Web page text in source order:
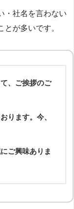
・社名を言わない
とが多いです。
、ご挨拶のご
ります。今、
ご興味ありま